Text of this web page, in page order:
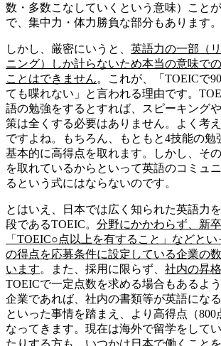
数・多数こなしていくという意味）こと
で、集中力・体力勝負な部分もあります。
しかし、厳密にいうと、 英語力の一部（
ニング）しか計らないため本当の意味で
ことはできません。これが、「TOEICで
ても喋れない」と言われる理由です。
語の勉強をするとすれば、スピーキング
策は全くする必要はありません。よく考
ですよね。もちろん、もともと4技能の勉
基本的に高得点を取れます。しかし、そ
を取れているからといって英語のコミュ
るという式にはならないのです。
とはいえ、日本では広く知られた英語力
段であるTOEIC。 分野にかかわらず、新
「TOEIC○点以上を有すること」などと
の得点を応募条件に設定している企業の
います。また、採用に限らず、 社内の昇
TOEICで一定点数を求める場合もあるよ
企業であれば、社内の書類等が英語にな
といった事情を踏まえ、より高得点（800
なってきます。現在は海外で留学をして
たりする方も、いつかは日本で働くこと